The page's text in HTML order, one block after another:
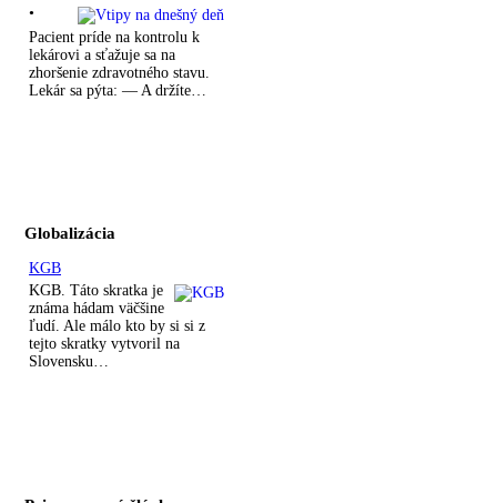
•
Pacient príde na kontrolu k
lekárovi a sťažuje sa na
zhoršenie zdravotného stavu.
Lekár sa pýta: — A držíte…
Globalizácia
KGB
KGB. Táto skratka je
známa hádam väčšine
ľudí. Ale málo kto by si si z
tejto skratky vytvoril na
Slovensku…